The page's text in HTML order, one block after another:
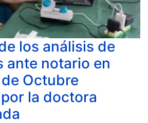
los análisis de
ante notario en
Octubre
la doctora